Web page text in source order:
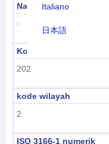
Italiano
日本語
Indonesian
Nama formal
-
Kode sub wilayah
202
kode wilayah
2
ISO 3166-1 numerik